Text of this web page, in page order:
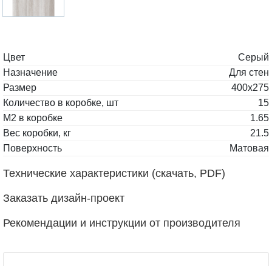
Цвет
Серый
Назначение
Для стен
Размер
400x275
Количество в коробке, шт
15
М2 в коробке
1.65
Вес коробки, кг
21.5
Поверхность
Матовая
Технические характеристики (скачать, PDF)
Заказать дизайн-проект
Рекомендации и инструкции от производителя